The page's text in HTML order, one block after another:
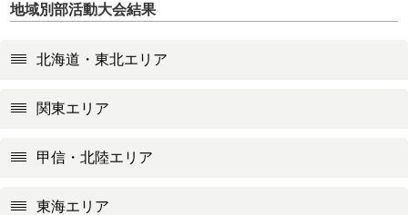
地域別部活動大会結果
北海道・東北エリア
関東エリア
甲信・北陸エリア
東海エリア